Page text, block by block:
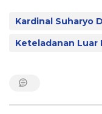
Kardinal Suharyo
Keteladanan Luar